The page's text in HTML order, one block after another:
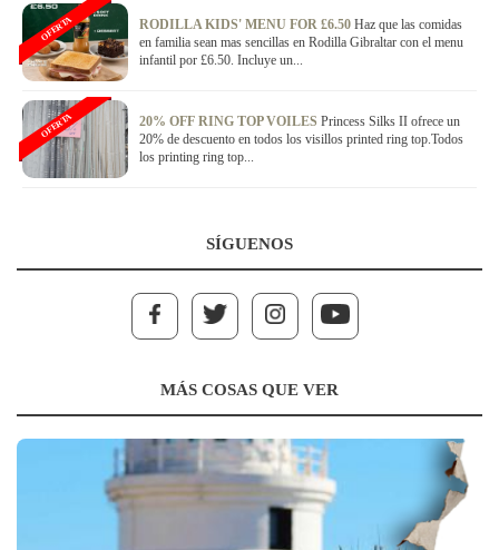
RODILLA KIDS' MENU FOR £6.50 Haz que las comidas
en familia sean mas sencillas en Rodilla Gibraltar con el menu
infantil por £6.50. Incluye un...
OFERTA
20% OFF RING TOP VOILES Princess Silks II ofrece un
20% de descuento en todos los visillos printed ring top.Todos
los printing ring top...
OFERTA
SÍGUENOS
MÁS COSAS QUE VER